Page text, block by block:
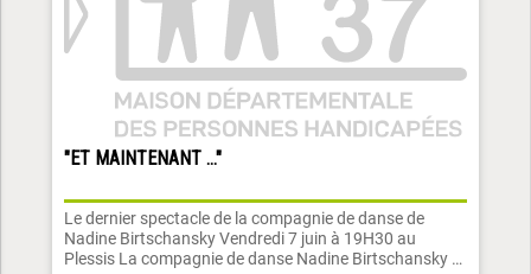
"ET MAINTENANT ..."
Le dernier spectacle de la compagnie de danse de
Nadine Birtschansky Vendredi 7 juin à 19H30 au
Plessis La compagnie de danse Nadine Birtschansky …